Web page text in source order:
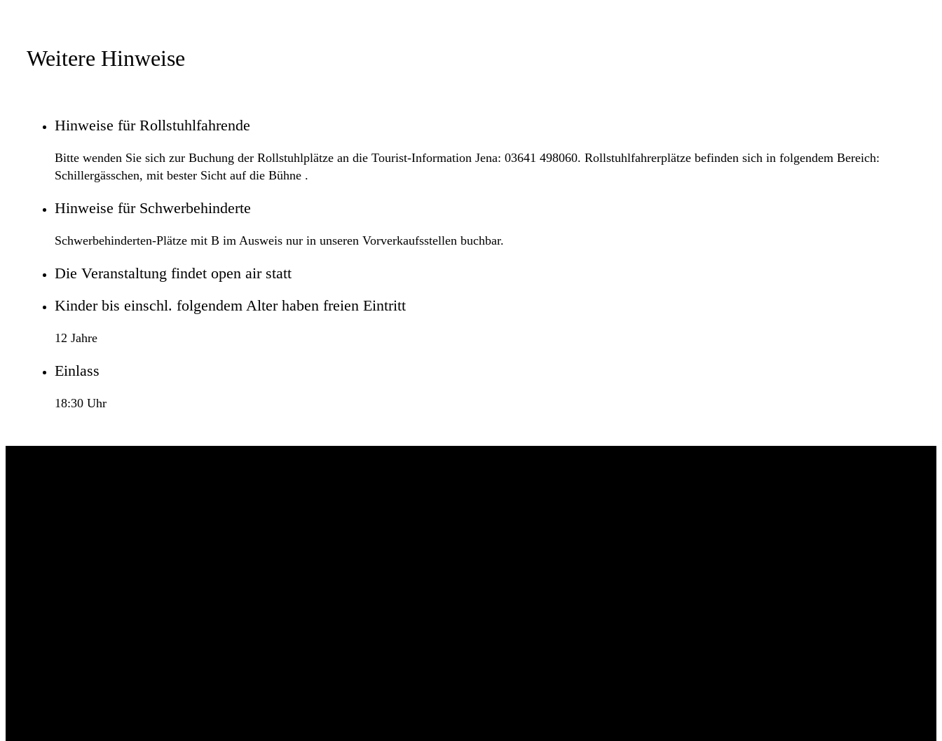
Weitere Hinweise
Hinweise für Rollstuhlfahrende
Bitte wenden Sie sich zur Buchung der Rollstuhlplätze an die Tourist-Information Jena: 03641 498060. Rollstuhlfahrerplätze befinden sich in folgendem Bereich:
Schillergässchen, mit bester Sicht auf die Bühne .
Hinweise für Schwerbehinderte
Schwerbehinderten-Plätze mit B im Ausweis nur in unseren Vorverkaufsstellen buchbar.
Die Veranstaltung findet open air statt
Kinder bis einschl. folgendem Alter haben freien Eintritt
12 Jahre
Einlass
18:30 Uhr